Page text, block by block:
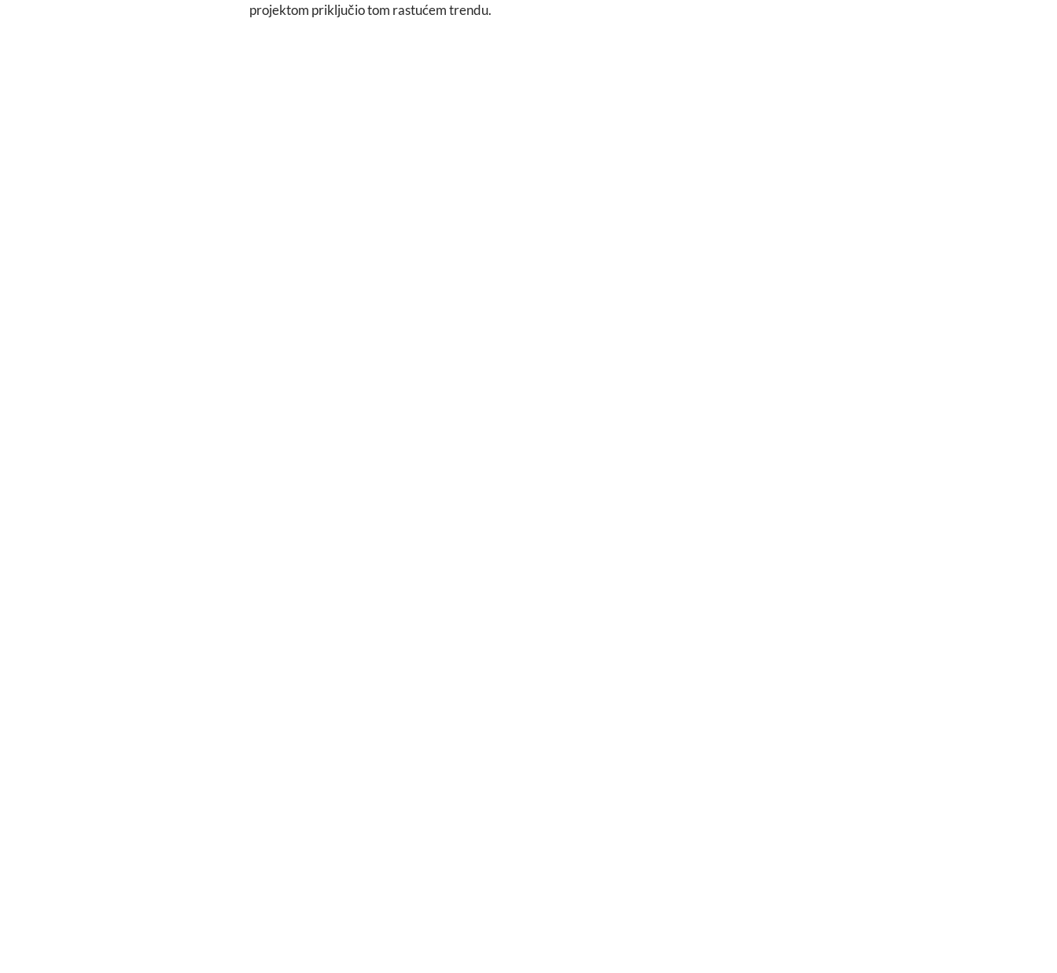
projektom priključio tom rastućem trendu.